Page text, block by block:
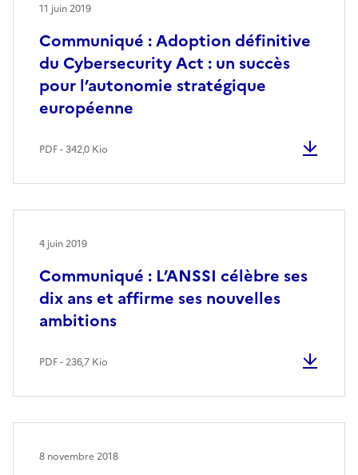
Communiqué : Adoption définitive
du Cybersecurity Act : un succès
pour l’autonomie stratégique
européenne
11 juin 2019
PDF - 342,0 Kio
Communiqué : L’ANSSI célèbre ses
dix ans et affirme ses nouvelles
ambitions
4 juin 2019
PDF - 236,7 Kio
8 novembre 2018